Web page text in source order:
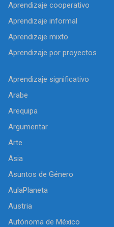
Aprendizaje cooperativo
Aprendizaje informal
Aprendizaje mixto
Aprendizaje por proyectos
Aprendizaje significativo
Arabe
Arequipa
Argumentar
Arte
Asia
Asuntos de Género
AulaPlaneta
Austria
Autónoma de México